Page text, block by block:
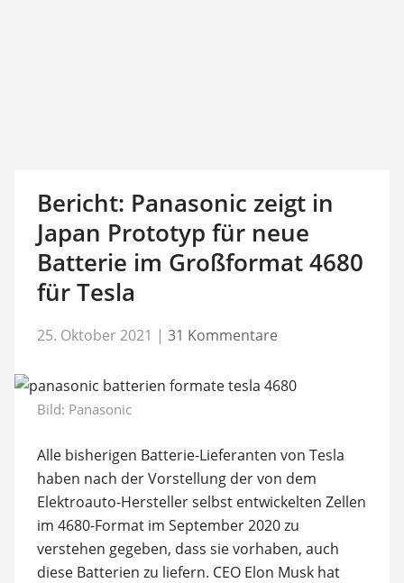
Bericht: Panasonic zeigt in
Japan Prototyp für neue
Batterie im Großformat 4680
für Tesla
25. Oktober 2021 | 31 Kommentare
Bild: Panasonic
Alle bisherigen Batterie-Lieferanten von Tesla
haben nach der Vorstellung der von dem
Elektroauto-Hersteller selbst entwickelten Zellen
im 4680-Format im September 2020 zu
verstehen gegeben, dass sie vorhaben, auch
diese Batterien zu liefern. CEO Elon Musk hat